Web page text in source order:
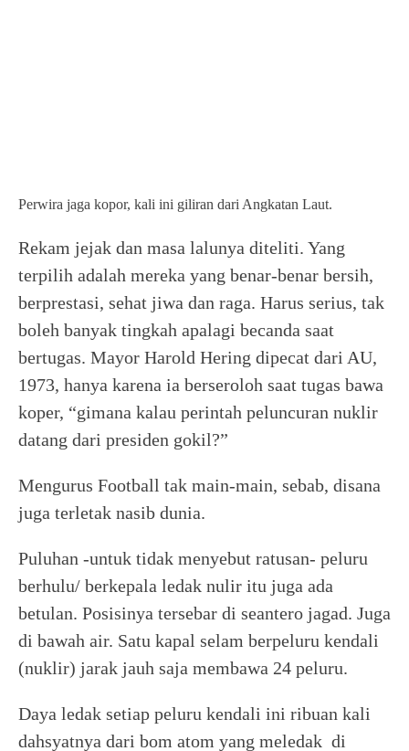
Perwira jaga kopor, kali ini giliran dari Angkatan Laut.
Rekam jejak dan masa lalunya diteliti. Yang
terpilih adalah mereka yang benar-benar bersih,
berprestasi, sehat jiwa dan raga. Harus serius, tak
boleh banyak tingkah apalagi becanda saat
bertugas. Mayor Harold Hering dipecat dari AU,
1973, hanya karena ia berseroloh saat tugas bawa
koper, “gimana kalau perintah peluncuran nuklir
datang dari presiden gokil?”
Mengurus Football tak main-main, sebab, disana
juga terletak nasib dunia.
Puluhan -untuk tidak menyebut ratusan- peluru
berhulu/ berkepala ledak nulir itu juga ada
betulan. Posisinya tersebar di seantero jagad. Juga
di bawah air. Satu kapal selam berpeluru kendali
(nuklir) jarak jauh saja membawa 24 peluru.
Daya ledak setiap peluru kendali ini ribuan kali
dahsyatnya dari bom atom yang meledak di